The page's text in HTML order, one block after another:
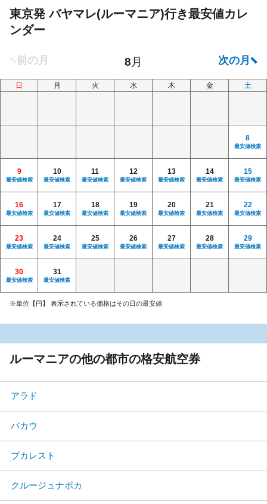
東京発 バヤマレ(ルーマニア)行き最安値カレ
ンダー
日 月 火 水 木 金 土
8
最安値検索
9
最安値検索
10
最安値検索
11
最安値検索
12
最安値検索
13
最安値検索
14
最安値検索
15
最安値検索
16
最安値検索
17
最安値検索
18
最安値検索
19
最安値検索
20
最安値検索
21
最安値検索
22
最安値検索
23
最安値検索
24
最安値検索
25
最安値検索
26
最安値検索
27
最安値検索
28
最安値検索
29
最安値検索
30
最安値検索
31
最安値検索
※単位【円】 表示されている価格はその日の最安値
ルーマニアの他の都市の格安航空券
アラド
バカウ
ブカレスト
クルージュナポカ